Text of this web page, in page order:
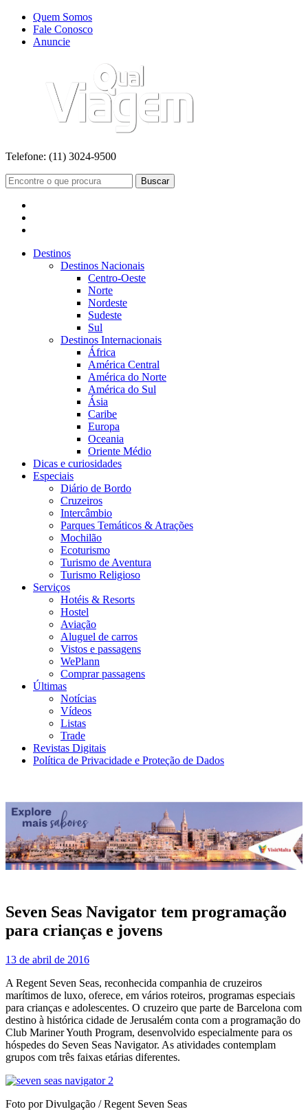
Quem Somos
Fale Conosco
Anuncie
Telefone: (11) 3024-9500
Buscar
Destinos
Destinos Nacionais
Centro-Oeste
Norte
Nordeste
Sudeste
Sul
Destinos Internacionais
África
América Central
América do Norte
América do Sul
Ásia
Caribe
Europa
Oceania
Oriente Médio
Dicas e curiosidades
Especiais
Diário de Bordo
Cruzeiros
Intercâmbio
Parques Temáticos & Atrações
Mochilão
Ecoturismo
Turismo de Aventura
Turismo Religioso
Serviços
Hotéis & Resorts
Hostel
Aviação
Aluguel de carros
Vistos e passagens
WePlann
Comprar passagens
Últimas
Notícias
Vídeos
Listas
Trade
Revistas Digitais
Política de Privacidade e Proteção de Dados
Seven Seas Navigator tem programação
para crianças e jovens
13 de abril de 2016
A Regent Seven Seas, reconhecida companhia de cruzeiros
marítimos de luxo, oferece, em vários roteiros, programas especiais
para crianças e adolescentes. O cruzeiro que parte de Barcelona com
destino à histórica cidade de Jerusalém conta com a programação do
Club Mariner Youth Program, desenvolvido especialmente para os
hóspedes do Seven Seas Navigator. As atividades contemplam
grupos com três faixas etárias diferentes.
Foto por Divulgação / Regent Seven Seas